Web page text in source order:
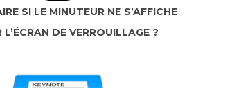
SI LE MINUTEUR NE S’AFFICHE
L’ÉCRAN DE VERROUILLAGE ?